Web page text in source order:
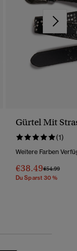
Gürtel Mit
(1)
Weitere Farben
€38.49Preis Wurde
€54.99Bis
Du Sparst 30 %